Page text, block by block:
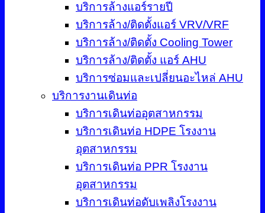
บริการล้างแอร์รายปี
บริการล้าง/ติดตั้งแอร์ VRV/VRF
บริการล้าง/ติดตั้ง Cooling Tower
บริการล้าง/ติดตั้ง แอร์ AHU
บริการซ่อมและเปลี่ยนอะไหล่ AHU
บริการงานเดินท่อ
บริการเดินท่ออุตสาหกรรม
บริการเดินท่อ HDPE โรงงาน
อุตสาหกรรม
บริการเดินท่อ PPR โรงงาน
อุตสาหกรรม
บริการเดินท่อดับเพลิงโรงงาน